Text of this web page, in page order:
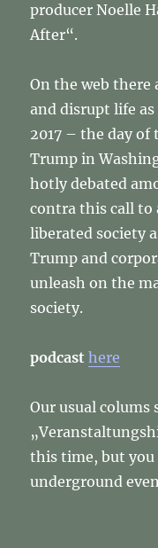
producer Noelle
After“.
On the web there
and disrupt life
2017 – the day
Trump in
hotly debated
contra this call to
liberated society
Trump and
unleash on the
society.
podcast here
Our usual colums
this time, but you
underground